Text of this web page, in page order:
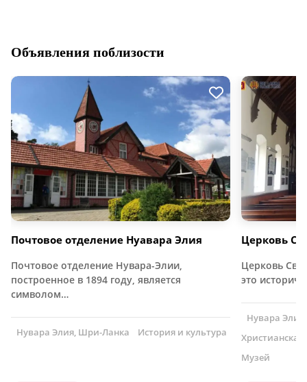
Объявления поблизости
Почтовое отделение Нуавара Элия
Почтовое отделение Нувара-Элии,
построенное в 1894 году, является
символом…
Нувара Элия, Шри-Ланка История и культура
Церковь
Церковь
это
Нувара
Музей